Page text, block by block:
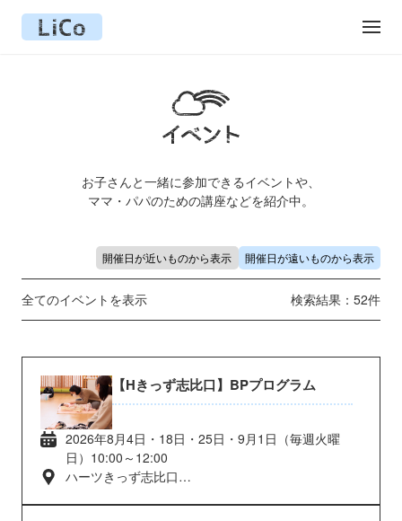
お子さんと一緒に参加できるイベントや、
ママ・パパのための講座などを紹介中。
開催日が近いものから表示 開催日が遠いものから表示
全てのイベントを表示 検索結果：52件
【Hきっず志比口】BPプログラム
2026年8月4日・18日・25日・9月1日（毎週火曜
日）10:00～12:00
ハーツきっず志比口